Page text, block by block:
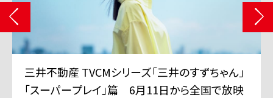
三井不動産 TVCMシリーズ「三井のすずちゃん」
「スーパープレイ」篇 6月11日から全国で放映